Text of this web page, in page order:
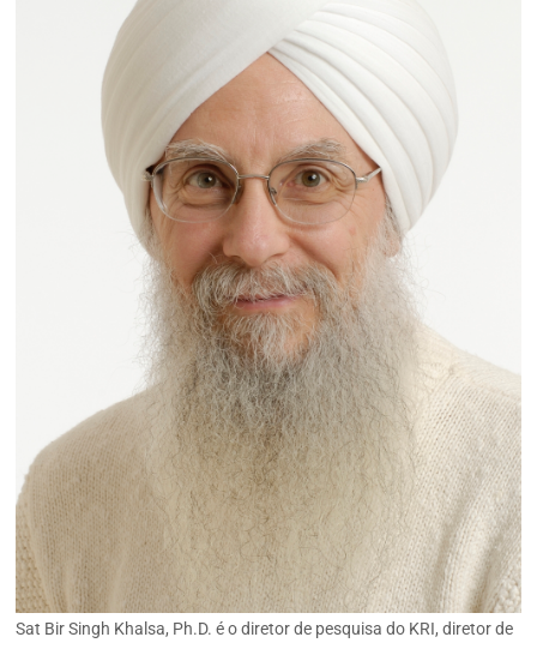
Sat Bir Singh Khalsa, Ph.D. é o diretor de pesquisa do KRI, diretor de